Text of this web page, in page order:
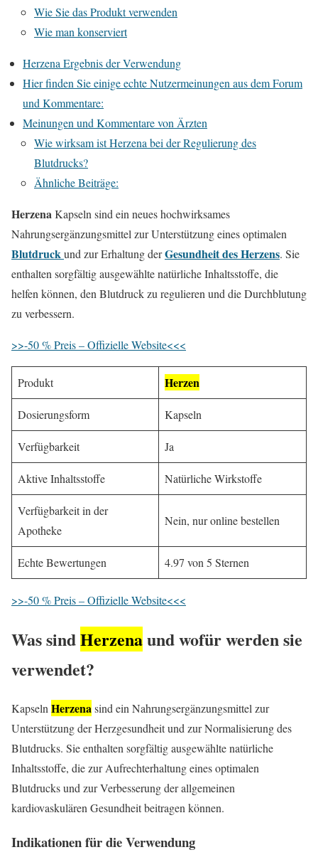
Wie Sie das Produkt verwenden
Wie man konserviert
Herzena Ergebnis der Verwendung
Hier finden Sie einige echte Nutzermeinungen aus dem Forum
und Kommentare:
Meinungen und Kommentare von Ärzten
Wie wirksam ist Herzena bei der Regulierung des
Blutdrucks?
Ähnliche Beiträge:
HerzenaKapseln sind ein neues hochwirksames
Nahrungsergänzungsmittel zur Unterstützung eines optimalen
Blutdruckund zur Erhaltung derGesundheit des Herzens. Sie
enthalten sorgfältig ausgewählte natürliche Inhaltsstoffe, die
helfen können, den Blutdruck zu regulieren und die Durchblutung
zu verbessern.
>>-50 % Preis – Offizielle Website<<<
Produkt Herzen
Dosierungsform Kapseln
Verfügbarkeit Ja
Aktive Inhaltsstoffe Natürliche Wirkstoffe
Verfügbarkeit in der
Apotheke
Nein, nur online bestellen
Echte Bewertungen 4.97 von 5 Sternen
>>-50 % Preis – Offizielle Website<<<
Was sindHerzenaund wofür werden sie
verwendet?
Kapseln Herzena sind ein Nahrungsergänzungsmittel zur
Unterstützung der Herzgesundheit und zur Normalisierung des
Blutdrucks. Sie enthalten sorgfältig ausgewählte natürliche
Inhaltsstoffe, die zur Aufrechterhaltung eines optimalen
Blutdrucks und zur Verbesserung der allgemeinen
kardiovaskulären Gesundheit beitragen können.
Indikationen für die Verwendung